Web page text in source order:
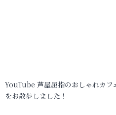
YouTube 芦屋屈指のおしゃれカフ
をお散歩しました！